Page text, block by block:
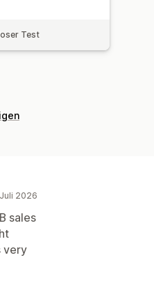
Test
2026
sales
very